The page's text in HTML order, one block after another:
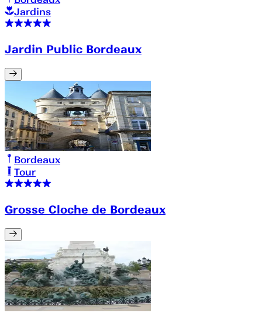
Jardins
Jardin Public Bordeaux
Bordeaux
Tour
Grosse Cloche de Bordeaux